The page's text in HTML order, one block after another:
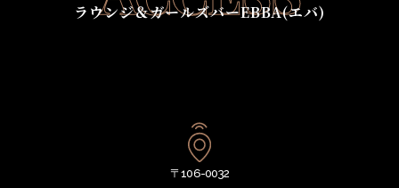
ラウンジ＆ガールズバーEBBA(エバ)
〒106-0032